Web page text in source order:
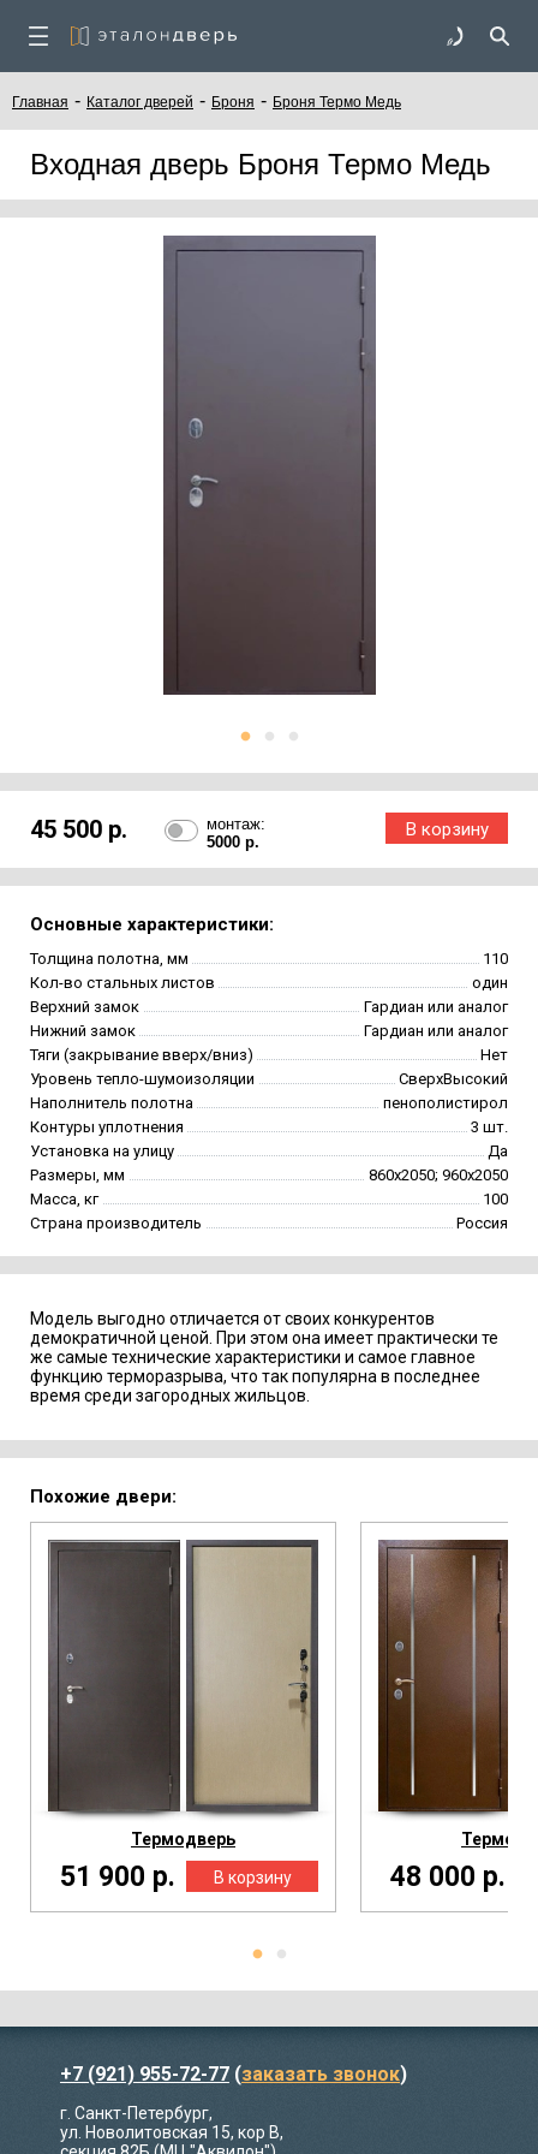
Главная - Каталог дверей - Броня - Броня Термо Медь
Входная дверь Броня Термо Медь
45 500 р.
монтаж:
5000 р.
Основные характеристики:
Толщина полотна, мм
110
Кол-во стальных листов
один
Верхний замок
Гардиан или аналог
Нижний замок
Гардиан или аналог
Тяги (закрывание вверх/вниз)
Нет
Уровень тепло-шумоизоляции
СверхВысокий
Наполнитель полотна
пенополистирол
Контуры уплотнения
3 шт.
Установка на улицу
Да
Размеры, мм
860х2050; 960х2050
Масса, кг
100
Страна производитель
Россия
Модель выгодно отличается от своих конкурентов
демократичной ценой. При этом она имеет практически те
же самые технические характеристики и самое главное
функцию терморазрыва, что так популярна в последнее
время среди загородных жильцов.
Похожие двери:
Термодверь
51 900 р.
Термо
48 000 р.
+7 (921) 955-72-77 (заказать звонок)
г. Санкт-Петербург,
ул. Новолитовская 15, кор В,